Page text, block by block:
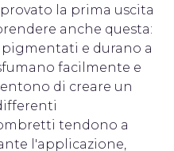
la prima uscita
anche questa:
e durano a
facilmente e
di creare un
tendono a
l'applicazione,